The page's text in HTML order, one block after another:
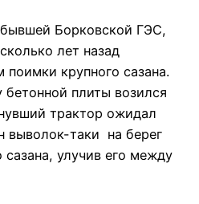
Борковской ГЭС,
лет назад
поимки крупного сазана.
плиты возился
трактор ожидал
выволок-таки на берег
сазана, улучив его между